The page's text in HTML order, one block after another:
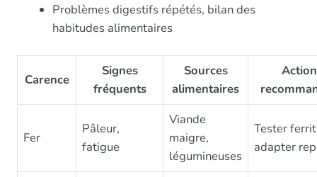
Problèmes digestifs répétés, bilan des
habitudes alimentaires
Carence
Signes
fréquents
Sources
alimentaires
Action
Fer
Pâleur,
fatigue
Viande
maigre,
légumineuses
Tester
adapter